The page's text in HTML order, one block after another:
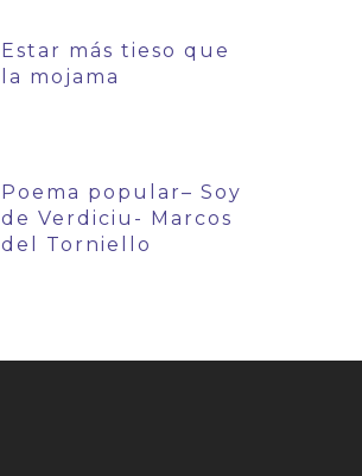
Estar más tieso que
la mojama
Poema popular– Soy
de Verdiciu- Marcos
del Torniello